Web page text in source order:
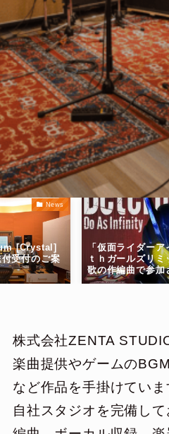
News
[Crystal]
受付のご案
「仮面ライダー
ｔｈガールズリミ
歌の作編曲で参加
した。
株式会社ZENTA
楽曲提供やゲームの
など作品を手掛けていま
自社スタジオを完備して